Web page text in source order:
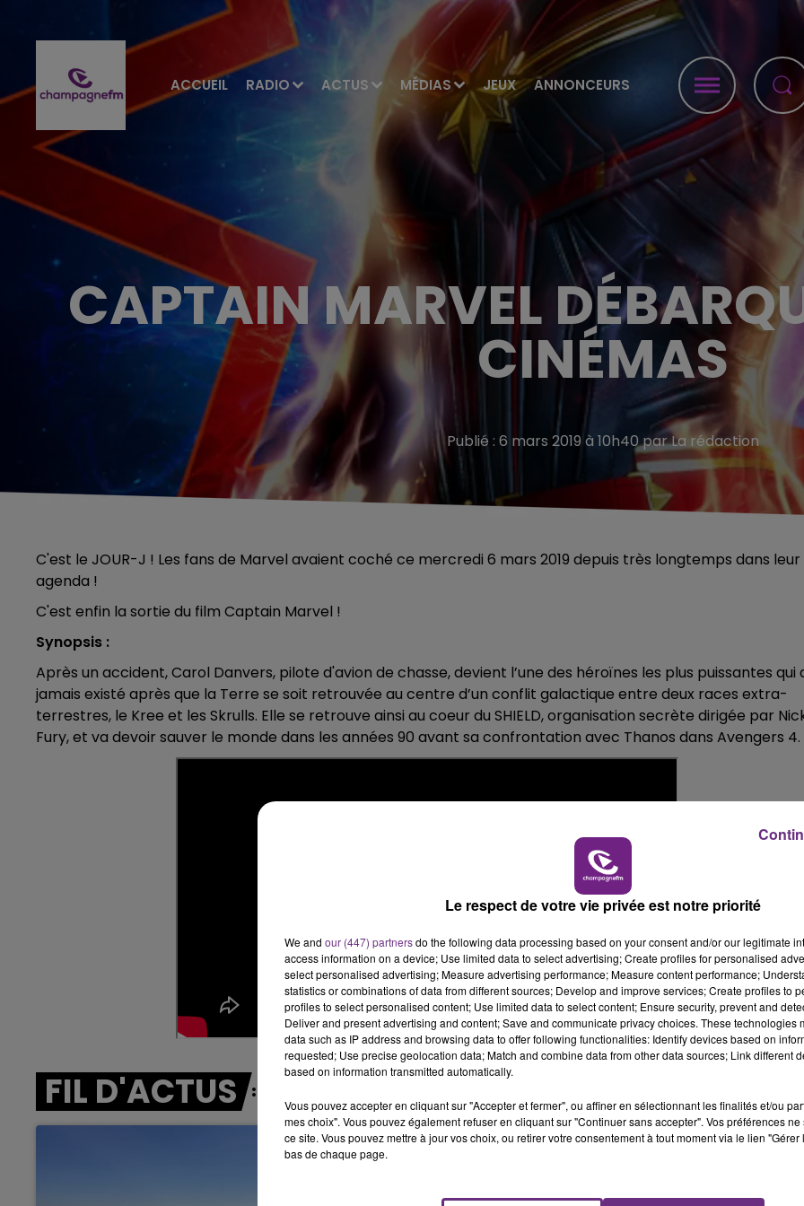
ACCUEIL RADIO ACTUS MÉDIAS JEUX ANNONCEURS
10h00 - 14h00
LE TICKET DE CAISSE
CAPTAIN MARVEL
CINÉMAS
Publié : 6 mars 2019 à 10h40 par La rédaction
C'est le JOUR-J ! Les fans de Marvel avaient coché ce mercredi 6 mars 2019 depuis très longtemps dans leur
agenda !
C'est enfin la sortie du film Captain Marvel !
Synopsis :
Après un accident, Carol Danvers, pilote d'avion de chasse, devient l’une des héroïnes les plus puissantes qui
jamais existé après que la Terre se soit retrouvée au centre d’un conflit galactique entre deux races extra-
terrestres, le Kree et les Skrulls. Elle se retrouve ainsi au coeur du SHIELD, organisation secrète dirigée par
Fury, et va devoir sauver le monde dans les années 90 avant sa confrontation avec Thanos dans Avengers 4.
FIL D'ACTUS
Le respect de votre vie privée est notre priorité
We and our (447) partnersdo the following data processing based on your consent and/or our legitimate
access information on a device; Use limited data to select advertising; Create profiles for personalised
select personalised advertising; Measure advertising performance; Measure content performance;
statistics or combinations of data from different sources; Develop and improve services; Create profiles to
profiles to select personalised content; Use limited data to select content; Ensure security, prevent and
Deliver and present advertising and content; Save and communicate privacy choices. These technologies
data such as IP address and browsing data to offer following functionalities: Identify devices based on
requested; Use precise geolocation data; Match and combine data from other data sources; Link different
based on information transmitted automatically.
Vous pouvez accepter en cliquant sur "Accepter et fermer", ou affiner en sélectionnant les finalités et/ou
mes choix". Vous pouvez également refuser en cliquant sur "Continuer sans accepter". Vos préférences
ce site. Vous pouvez mettre à jour vos choix, ou retirer votre consentement à tout moment via le lien
bas de chaque page.